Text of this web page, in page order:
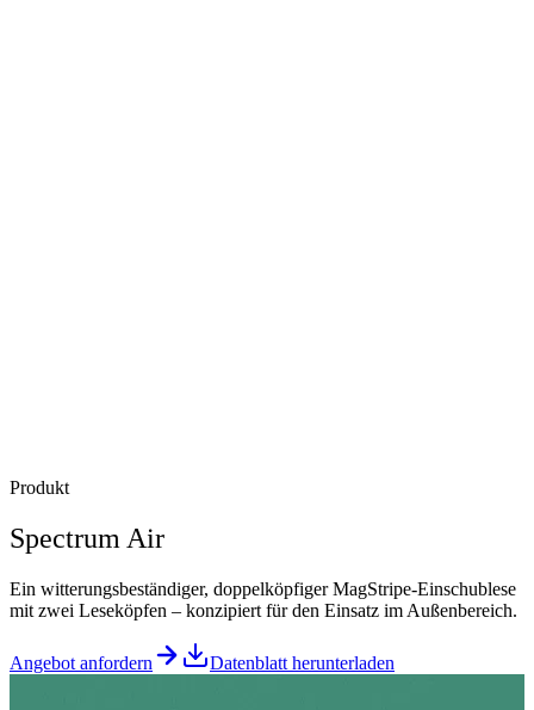
Produkt
Spectrum Air
Ein witterungsbeständiger, doppelköpfiger MagStripe-Einschublese
mit zwei Leseköpfen – konzipiert für den Einsatz im Außenbereich.
Angebot anfordern Datenblatt herunterladen